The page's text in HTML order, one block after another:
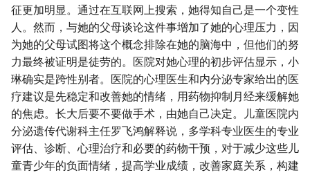
征更加明显。通过在互联网上搜索，她得知自己是一个变性
人。然而，与她的父母谈论这件事增加了她的心理压力，因
为她的父母试图将这个概念排除在她的脑海中，但他们的努
力最终被证明是徒劳的。医院对她心理的初步评估显示，小
琳确实是跨性别者。医院的心理医生和内分泌专家给出的医
疗建议是先稳定和改善她的情绪，用药物抑制月经来缓解她
的焦虑。长大后要不要做手术，由她自己决定。儿童医院内
分泌遗传代谢科主任罗飞鸿解释说，多学科专业医生的专业
评估、诊断、心理治疗和必要的药物干预，对于减少这些儿
童青少年的负面情绪，提高学业成绩，改善家庭关系，构建